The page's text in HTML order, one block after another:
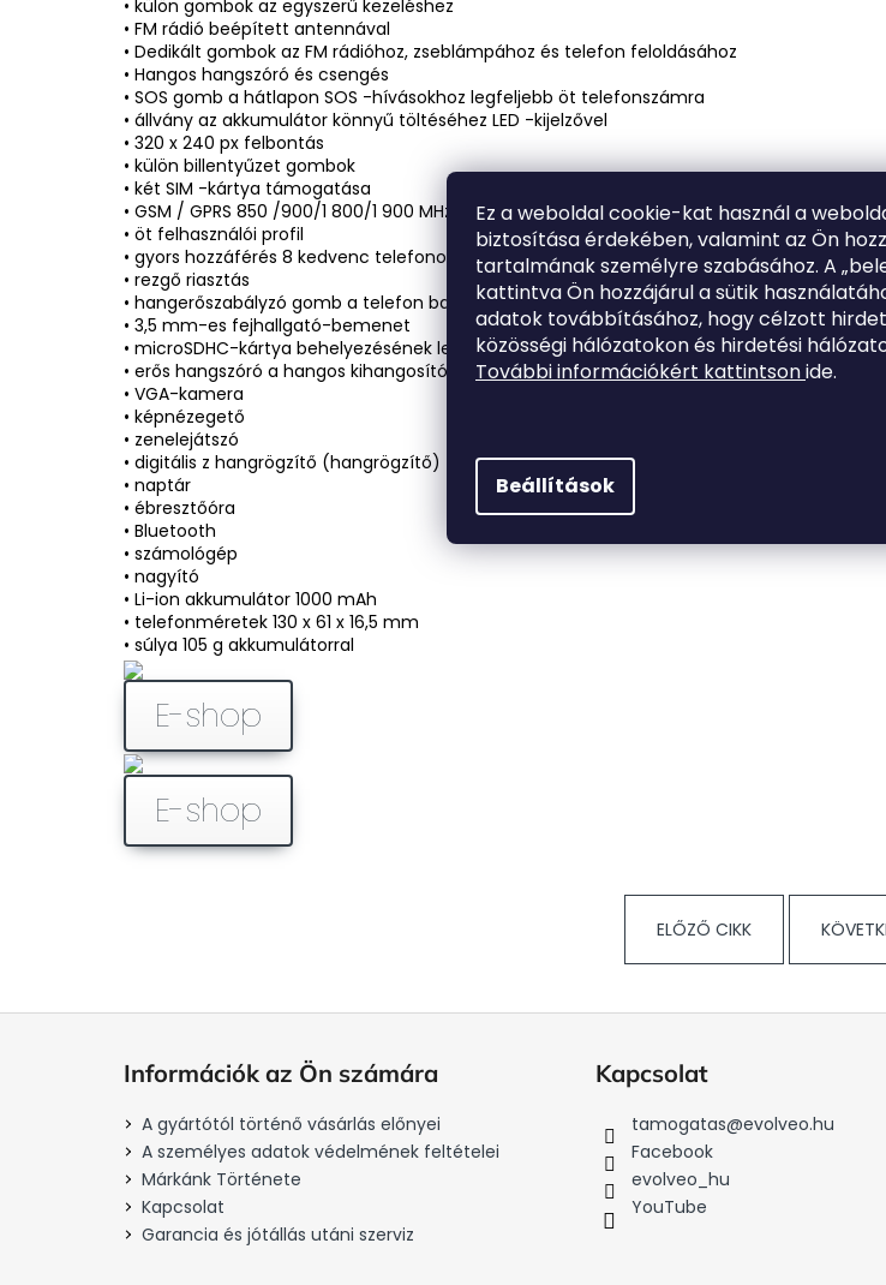
Ez a weboldal cookie-kat használ a
biztosítása érdekében, valamint az Ön
tartalmának személyre szabásához. A
kattintva Ön hozzájárul a sütik
adatok továbbításához, hogy célzott
közösségi hálózatokon és hirdetési
További információkért kattintsonide.
Beállítások
• külön gombok az egyszerű kezeléshez
• FM rádió beépített antennával
• Dedikált gombok az FM rádióhoz, zseblámpához és telefon feloldásához
• Hangos hangszóró és csengés
• SOS gomb a hátlapon SOS -hívásokhoz legfeljebb öt telefonszámra
• állvány az akkumulátor könnyű töltéséhez LED -kijelzővel
• 320 x 240 px felbontás
• külön billentyűzet gombok
• két SIM -kártya támogatása
• GSM / GPRS 850 /900/1 800/1 900 MHz
• öt felhasználói profil
• gyors hozzáférés 8 kedvenc telefonos névjegyhez
• rezgő riasztás
• hangerőszabályzó gomb a telefon bal oldalán
• 3,5 mm-es fejhallgató-bemenet
• microSDHC-kártya behelyezésének lehetősége
• erős hangszóró a hangos kihangosítóhoz
• VGA-kamera
• képnézegető
• zenelejátszó
• digitális z hangrögzítő (hangrögzítő)
• naptár
• ébresztőóra
• Bluetooth
• számológép
• nagyító
• Li-ion akkumulátor 1000 mAh
• telefonméretek 130 x 61 x 16,5 mm
• súlya 105 g akkumulátorral
E-shop
E-shop
ELŐZŐ CIKK
Információk az Ön számára
A gyártótól történő vásárlás előnyei
A személyes adatok védelmének feltételei
Márkánk Története
Kapcsolat
Garancia és jótállás utáni szerviz
Kapcsolat
tamogatas@evolveo.hu
Facebook
evolveo_hu
YouTube